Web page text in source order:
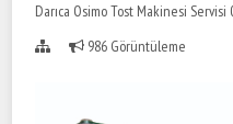
Darıca Osimo Tost Makinesi
986 Görüntüleme